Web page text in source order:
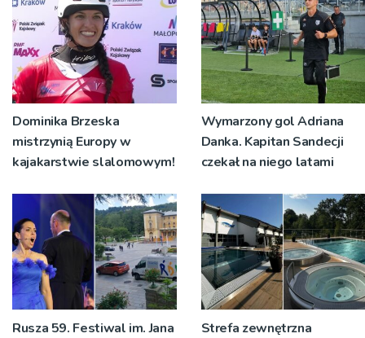
Dominika Brzeska
mistrzynią Europy w
kajakarstwie slalomowym!
Wymarzony gol Adriana
Danka. Kapitan Sandecji
czekał na niego latami
Rusza 59. Festiwal im. Jana
Strefa zewnętrzna